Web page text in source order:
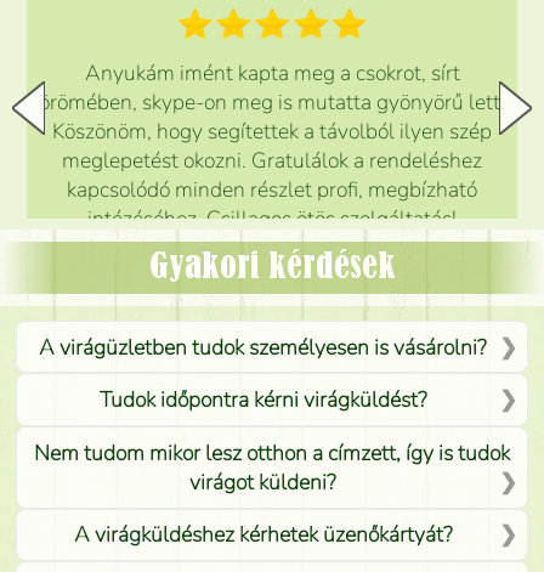
Anyukám imént kapta meg a csokrot, sírt
örömében, skype-on meg is mutatta gyönyörű lett.
Köszönöm, hogy segítettek a távolból ilyen szép
meglepetést okozni. Gratulálok a rendeléshez
kapcsolódó minden részlet profi, megbízható
intézéséhez. Csillagos ötös szolgáltatás!
Mónika
Gyakori kérdések
A virágüzletben tudok személyesen is vásárolni?
Tudok időpontra kérni virágküldést?
Nem tudom mikor lesz otthon a címzett, így is tudok
virágot küldeni?
A virágküldéshez kérhetek üzenőkártyát?